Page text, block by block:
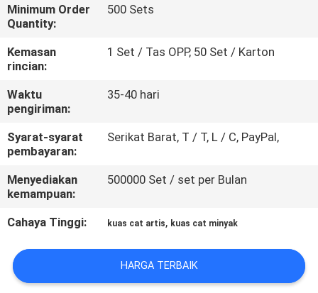
KONTROL
KUALITAS
SITEMAP
PRIVACY
POLICY
Minimum Order
Quantity:
500 Sets
Kemasan
rincian:
1 Set / Tas OPP, 50 Set / Karton
Waktu
pengiriman:
35-40 hari
Syarat-syarat
pembayaran:
Serikat Barat, T / T, L / C, PayPal,
Menyediakan
kemampuan:
500000 Set / set per Bulan
Cahaya Tinggi: kuas cat artis, kuas cat minyak
HARGA TERBAIK